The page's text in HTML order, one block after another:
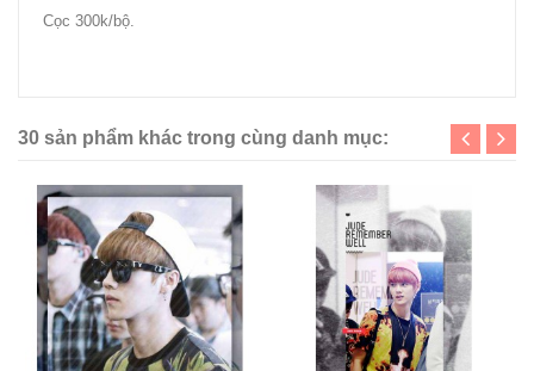
Cọc 300k/bộ.
30 sản phẩm khác trong cùng danh mục: